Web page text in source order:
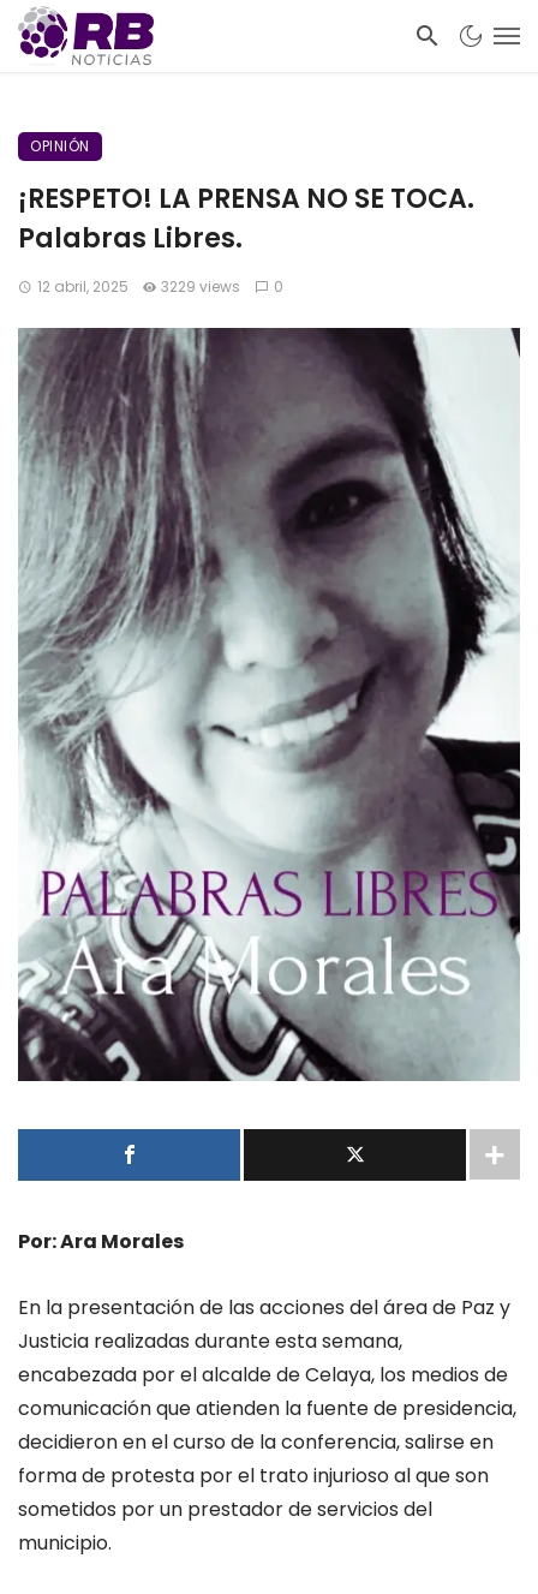
OPINIÓN
¡RESPETO! LA PRENSA NO SE TOCA.
Palabras Libres.
12 abril, 2025 3229 views 0
Por: Ara Morales
En la presentación de las acciones del área de Paz y
Justicia realizadas durante esta semana,
encabezada por el alcalde de Celaya, los medios de
comunicación que atienden la fuente de presidencia,
decidieron en el curso de la conferencia, salirse en
forma de protesta por el trato injurioso al que son
sometidos por un prestador de servicios del
municipio.